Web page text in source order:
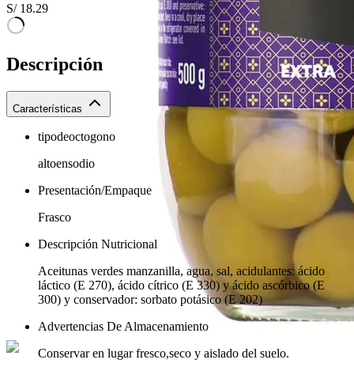
S/ 18.29
Descripción
Características
tipodeoctogono
altoensodio
Presentación/Empaque
Frasco
Descripción Nutricional
Aceitunas verdes manzanilla, agua, sal, acidulantes: ácido
láctico (E 270), ácido cítrico (E 330) y ácido ascórbico (E
300) y conservador: sorbato potásico (E 202)
Advertencias De Almacenamiento
Conservar en lugar fresco,seco y aislado del suelo.